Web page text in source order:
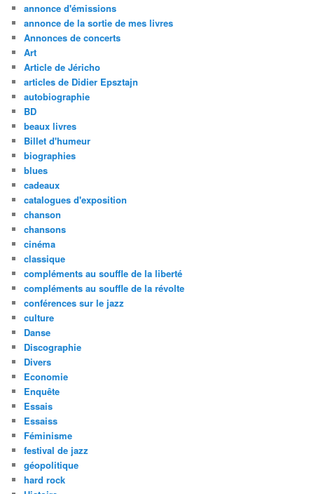
annonce d'émissions
annonce de la sortie de mes livres
Annonces de concerts
Art
Article de Jéricho
articles de Didier Epsztajn
autobiographie
BD
beaux livres
Billet d'humeur
biographies
blues
cadeaux
catalogues d'exposition
chanson
chansons
cinéma
classique
compléments au souffle de la liberté
compléments au souffle de la révolte
conférences sur le jazz
culture
Danse
Discographie
Divers
Economie
Enquête
Essais
Essaiss
Féminisme
festival de jazz
géopolitique
hard rock